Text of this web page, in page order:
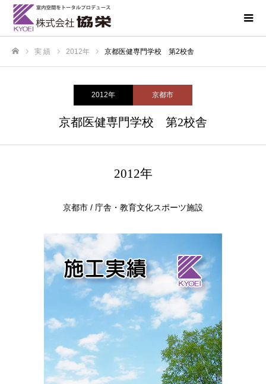
実 績 2012年 京都医健専門学校 第2校舎
2012年 京都市
京都医健専門学校 第2校舎
2012年
京都市 / 庁舎・教育文化スポーツ施設